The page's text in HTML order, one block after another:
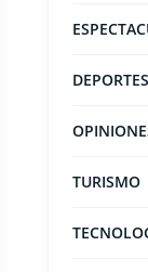
DEPORTES
TURISMO